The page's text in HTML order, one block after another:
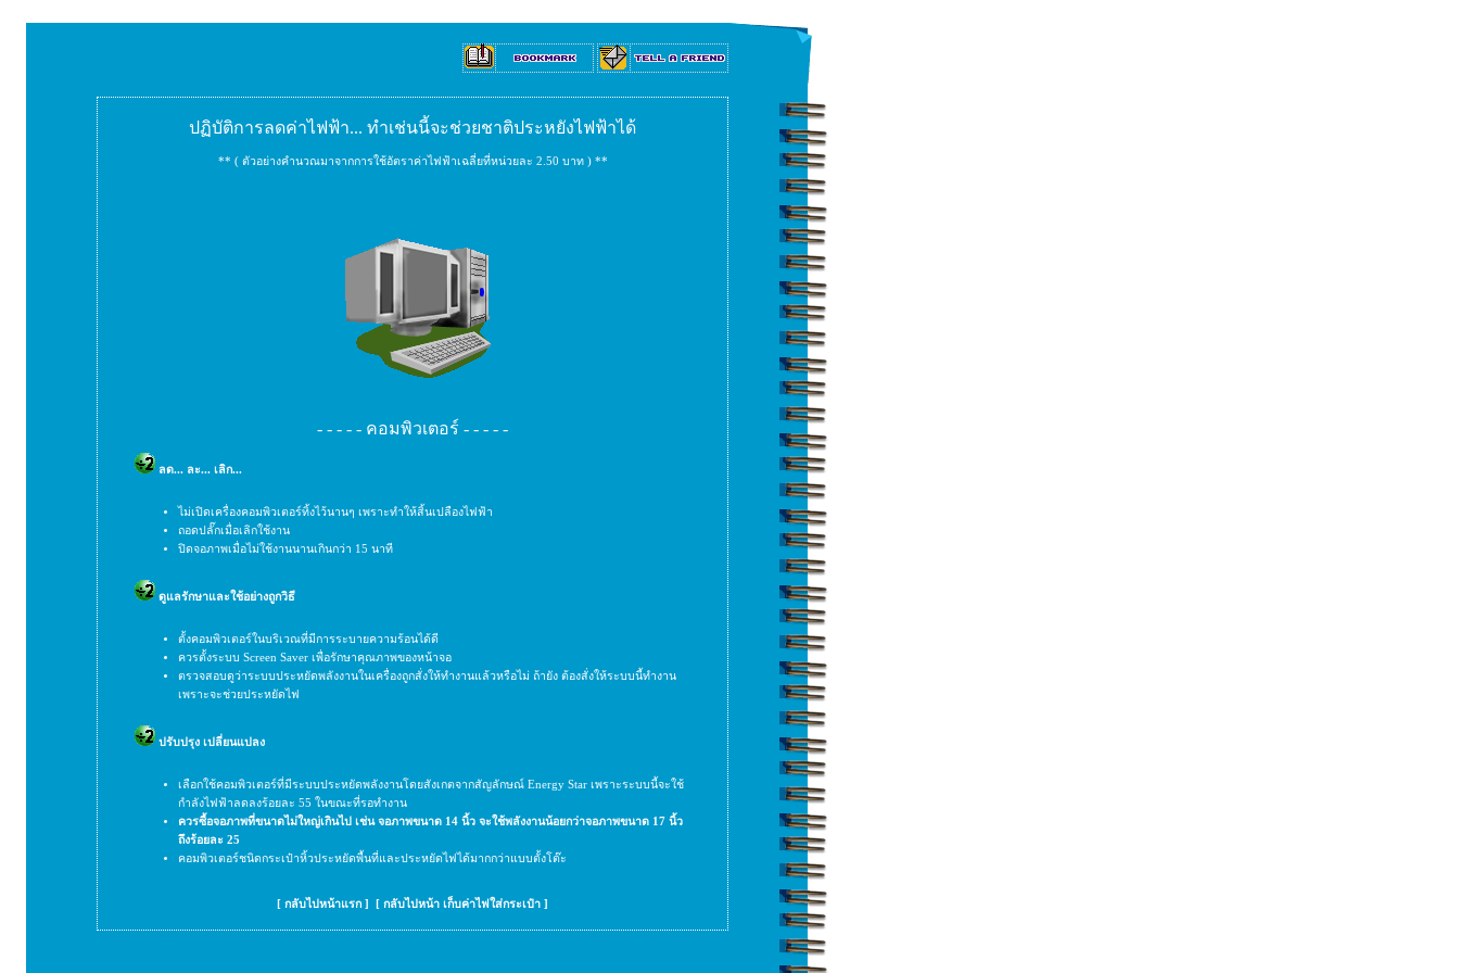
ปฏิบัติการลดค่าไฟฟ้า... ทำเช่นนี้จะช่วยชาติประหยังไฟฟ้าได้
** ( ตัวอย่างคำนวณมาจากการใช้อัตราค่าไฟฟ้าเฉลี่ยที่หน่วยละ 2.50 บาท ) **
- - - - - คอมพิวเตอร์ - - - - -
ลด... ละ... เลิก...
ไม่เปิดเครื่องคอมพิวเตอร์ทิ้งไว้นานๆ เพราะทำให้สิ้นเปลืองไฟฟ้า
ถอดปลั๊กเมื่อเลิกใช้งาน
ปิดจอภาพเมื่อไม่ใช้งานนานเกินกว่า 15 นาที
ดูแลรักษาและใช้อย่างถูกวิธี
ตั้งคอมพิวเตอร์ในบริเวณที่มีการระบายความร้อนได้ดี
ควรตั้งระบบ Screen Saver เพื่อรักษาคุณภาพของหน้าจอ
ตรวจสอบดูว่าระบบประหยัดพลังงานในเครื่องถูกสั่งให้ทำงานแล้วหรือไม่ ถ้ายัง ต้องสั่งให้ระบบนี้ทำงาน
เพราะจะช่วยประหยัดไฟ
ปรับปรุง เปลี่ยนแปลง
เลือกใช้คอมพิวเตอร์ที่มีระบบประหยัดพลังงานโดยสังเกตจากสัญลักษณ์ Energy Star เพราะระบบนี้จะใช้
กำลังไฟฟ้าลดลงร้อยละ 55 ในขณะที่รอทำงาน
ควรซื้อจอภาพที่ขนาดไม่ใหญ่เกินไป เช่น จอภาพขนาด 14 นิ้ว จะใช้พลังงานน้อยกว่าจอภาพขนาด 17 นิ้ว
ถึงร้อยละ 25
คอมพิวเตอร์ชนิดกระเป๋าหิ้วประหยัดพื้นที่และประหยัดไฟได้มากกว่าแบบตั้งโต๊ะ
[ กลับไปหน้าแรก ] [ กลับไปหน้า เก็บค่าไฟใส่กระเป๋า ]